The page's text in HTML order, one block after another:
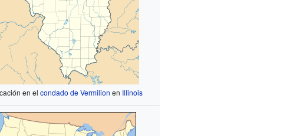
en elcondado de Vermilion en Illinois